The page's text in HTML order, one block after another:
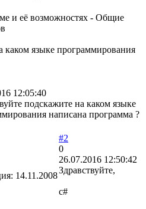
и её возможностях - Общие
языке программирования
12:05:40
подскажите на каком языке
написана программа ?
14.11.2008
#2
0
26.07.2016 12:50:42
Здравствуйте,
c#